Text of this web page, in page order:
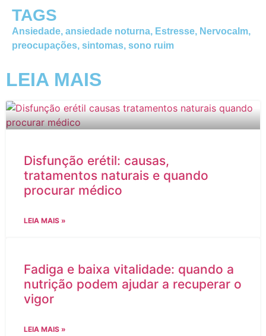
TAGS
Ansiedade, ansiedade noturna, Estresse, Nervocalm,
preocupações, sintomas, sono ruim
LEIA MAIS
Disfunção erétil: causas,
tratamentos naturais e quando
procurar médico
LEIA MAIS »
Fadiga e baixa vitalidade: quando a
nutrição podem ajudar a recuperar o
vigor
LEIA MAIS »